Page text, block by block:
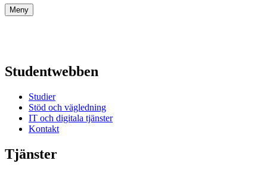
Meny
Studentwebben
Studier
Stöd och vägledning
IT och digitala tjänster
Kontakt
Tjänster